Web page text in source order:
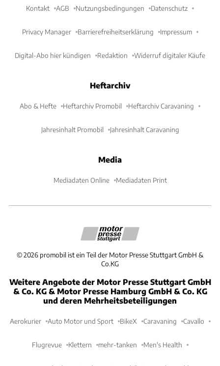
Kontakt AGB Nutzungsbedingungen Datenschutz
Privacy Manager Barrierefreiheitserklärung Impressum
Digital-Abo hier kündigen Redaktion Widerruf digitaler Käufe
Heftarchiv
Abo & Hefte Heftarchiv Promobil Heftarchiv Caravaning
Jahresinhalt Promobil Jahresinhalt Caravaning
Media
Mediadaten Online Mediadaten Print
©2026 promobil ist ein Teil der Motor Presse Stuttgart GmbH &
Co.KG
Weitere Angebote der Motor Presse Stuttgart GmbH
& Co. KG & Motor Presse Hamburg GmbH & Co. KG
und deren Mehrheitsbeteiligungen
Aerokurier Auto Motor und Sport BikeX Caravaning Cavallo
Flugrevue Klettern mehr-tanken Men's Health